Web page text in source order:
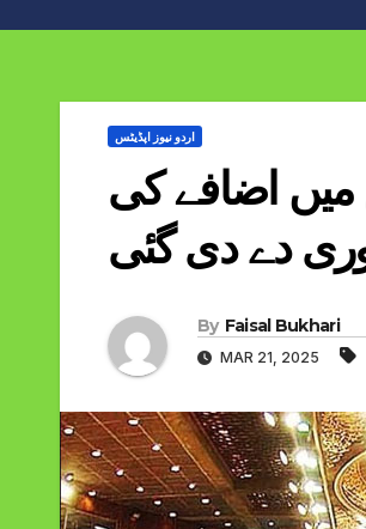
اردو نیوز اپڈیٹس
میں اضافے کی
دے دی گئی
By Faisal Bukhari
MAR 21, 2025